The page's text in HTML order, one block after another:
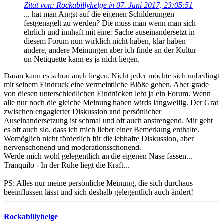
Zitat von: Rockabillyhelge in 07. Juni 2017, 23:05:51
... hat man Angst auf die eigenen Schilderungen
festgenagelt zu werden? Die muss man wenn man sich
ehrlich und innhaft mit einer Sache auseinandersetzt in
diesem Forum nun wirklich nicht haben, klar haben
andere, andere Meinungen aber ich finde an der Kultur
un Netiquette kann es ja nicht liegen.
Daran kann es schon auch liegen. Nicht jeder möchte sich unbedingt
mit seinem Eindruck eine vermeintliche Blöße geben. Aber grade
von diesen unterschiedlichen Eindrücken lebt ja ein Forum. Wenn
alle nur noch die gleiche Meinung haben wirds langweilig. Der Grat
zwischen engagierter Diskussion und persönlicher
Auseinandersetzung ist schmal und oft auch anstrengend. Mir geht
es oft auch sio, dass ich mich lieber einer Bemerkung enthalte.
Womöglich nicht förderlich für die lebhafte Diskussion, aber
nervenschonend und moderationsschonend.
Werde mich wohl gelegentlich an die eigenen Nase fassen...
Tranquilo - In der Ruhe liegt die Kraft...
PS: Alles nur meine persönliche Meinung, die sich durchaus
beeinflussen lässt und sich deshalb gelegentlich auch ändert!
Rockabillyhelge